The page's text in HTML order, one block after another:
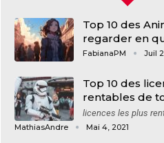
Top 10 des
regarder en
FabianaPM Juil
Top 10 des
rentables de
licences les plus
MathiasAndre Mai 4, 2021